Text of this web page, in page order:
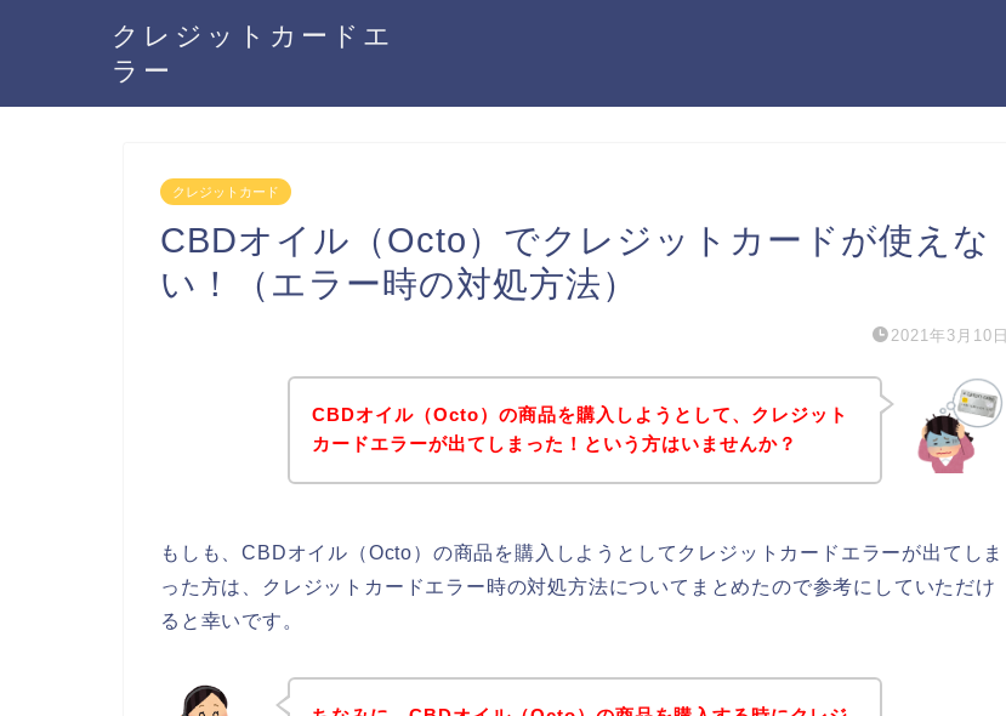
クレジットカードエ
ラー
クレジットカード
CBDオイル（Octo）でクレジットカードが使えな
い！（エラー時の対処方法）
2021年3月10日
CBDオイル（Octo）の商品を購入しようとして、クレジット
カードエラーが出てしまった！という方はいませんか？
もしも、CBDオイル（Octo）の商品を購入しようとしてクレジットカードエラーが出てしま
った方は、クレジットカードエラー時の対処方法についてまとめたので参考にしていただけ
ると幸いです。